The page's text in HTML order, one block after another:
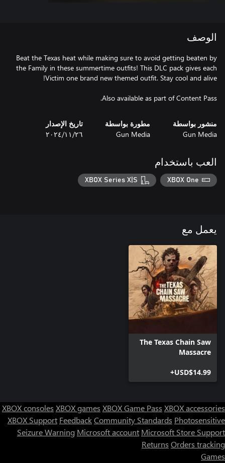
الوصف
Beat the Texas heat while making sure to avoid getting beaten by
the Family in these summertime outfits! This DLC pack gives each
Also available as part of Content Pass.
منشور بواسطة
Gun Media
مطورة بواسطة
Gun Media
تاريخ الإصدار
٢٦‏/١١‏/٢٠٢٤
العب باستخدام
XBOX One
XBOX Series X|S
يعمل مع
The Texas Chain Saw
Massacre
USD$14.99+
XBOX consoles XBOX games XBOX Game Pass XBOX accessories
XBOX Support FeedbackCommunity Standards Photosensitive
Seizure Warning Microsoft account Microsoft Store Support
Returns Orders tracking
Games